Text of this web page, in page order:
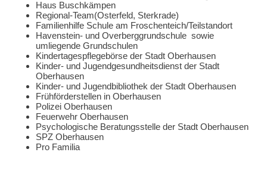
Haus Buschkämpen
Regional-Team(Osterfeld, Sterkrade)
Familienhilfe Schule am Froschenteich/Teilstandort
Havenstein- und Overberggrundschule sowie
umliegende Grundschulen
Kindertagespflegebörse der Stadt Oberhausen
Kinder- und Jugendgesundheitsdienst der Stadt
Oberhausen
Kinder- und Jugendbibliothek der Stadt Oberhausen
Frühförderstellen in Oberhausen
Polizei Oberhausen
Feuerwehr Oberhausen
Psychologische Beratungsstelle der Stadt Oberhausen
SPZ Oberhausen
Pro Familia